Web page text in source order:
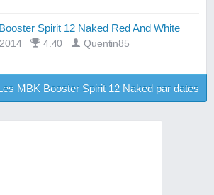
Spirit 12 Naked Red And White
4.40 Quentin85
MBK Booster Spirit 12 Naked par dates